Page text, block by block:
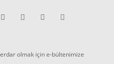
olmak için e-bültenimize